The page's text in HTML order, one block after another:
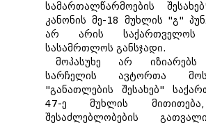
სამართალწარმოების
კანონის მე-18 მუხლის "გ"
არ არის საქართველოს
სასამრთლოს განსჯადი.
მოპასუხე არ იზიარებს
სარჩელის ავტორთა
"განათლების შესახებ"
47-ე მუხლის მითითება,
შესაძლებლობების